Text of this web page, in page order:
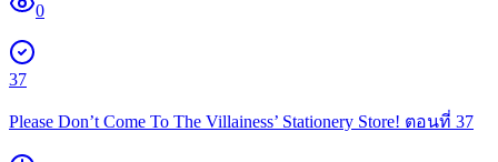
0
37
Please Don’t Come To The Villainess’ Stationery Store! ตอนที่ 37